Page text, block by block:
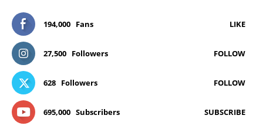
194,000 Fans LIKE
27,500 Followers FOLLOW
628 Followers FOLLOW
695,000 Subscribers SUBSCRIBE